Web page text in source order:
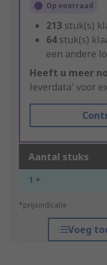
Op voorraad
213 stuk(s)
64stuk(s)
een andere
Heeft u meer
leverdata' voor
Aantal stuks
1 +
*prijsindicatie
Voeg